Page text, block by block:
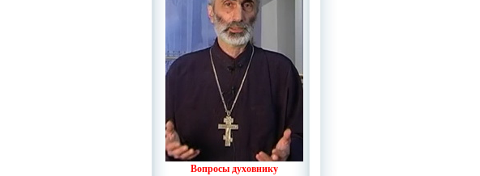
Вопросы духовнику